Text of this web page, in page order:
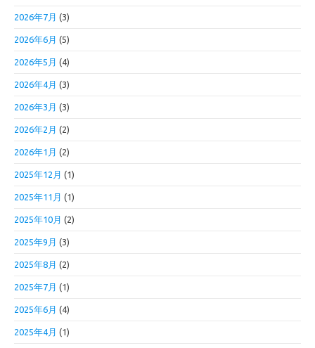
2026年7月 (3)
2026年6月 (5)
2026年5月 (4)
2026年4月 (3)
2026年3月 (3)
2026年2月 (2)
2026年1月 (2)
2025年12月 (1)
2025年11月 (1)
2025年10月 (2)
2025年9月 (3)
2025年8月 (2)
2025年7月 (1)
2025年6月 (4)
2025年4月 (1)